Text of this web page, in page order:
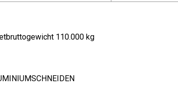
110.000 kg